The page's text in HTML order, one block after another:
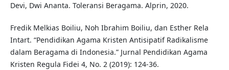
Devi, Dwi Ananta. Toleransi Beragama. Alprin, 2020.
Fredik Melkias Boiliu, Noh Ibrahim Boiliu, dan Esther Rela
Intart. “Pendidikan Agama Kristen Antisipatif Radikalisme
dalam Beragama di Indonesia.” Jurnal Pendidikan Agama
Kristen Regula Fidei 4, No. 2 (2019): 124-36.